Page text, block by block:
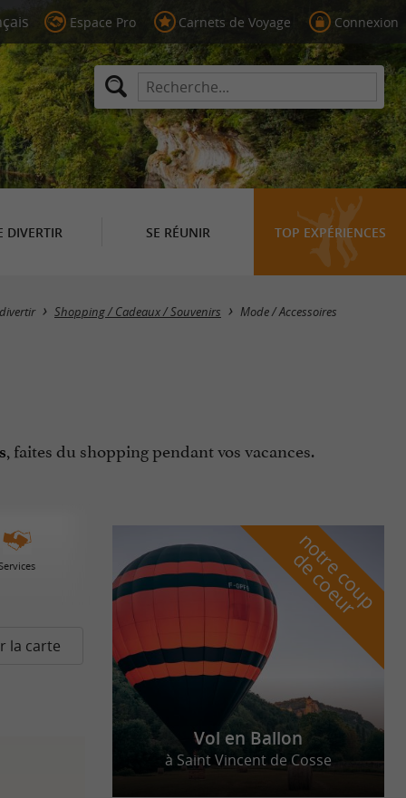
Espace Pro Carnets de Voyage Connexion
DIVERTIR SE RÉUNIR TOP EXPÉRIENCES
Masquer la carte
Shopping / Cadeaux / Souvenirs Mode / Accessoires
, faites du shopping pendant vos vacances.
la carte
n
o
t
r
e
c
o
u
p
d
e
c
o
e
u
r
Vol en Ballon
à Saint Vincent de Cosse